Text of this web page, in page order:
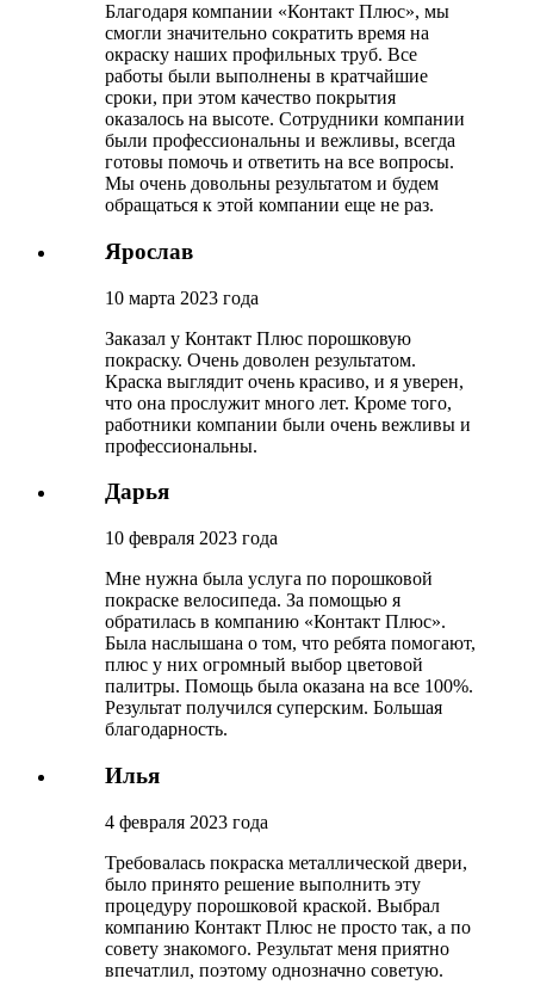
Благодаря компании «Контакт Плюс», мы
смогли значительно сократить время на
окраску наших профильных труб. Все
работы были выполнены в кратчайшие
сроки, при этом качество покрытия
оказалось на высоте. Сотрудники компании
были профессиональны и вежливы, всегда
готовы помочь и ответить на все вопросы.
Мы очень довольны результатом и будем
обращаться к этой компании еще не раз.
Ярослав
10 марта 2023 года
Заказал у Контакт Плюс порошковую
покраску. Очень доволен результатом.
Краска выглядит очень красиво, и я уверен,
что она прослужит много лет. Кроме того,
работники компании были очень вежливы и
профессиональны.
Дарья
10 февраля 2023 года
Мне нужна была услуга по порошковой
покраске велосипеда. За помощью я
обратилась в компанию «Контакт Плюс».
Была наслышана о том, что ребята помогают,
плюс у них огромный выбор цветовой
палитры. Помощь была оказана на все 100%.
Результат получился суперским. Большая
благодарность.
Илья
4 февраля 2023 года
Требовалась покраска металлической двери,
было принято решение выполнить эту
процедуру порошковой краской. Выбрал
компанию Контакт Плюс не просто так, а по
совету знакомого. Результат меня приятно
впечатлил, поэтому однозначно советую.